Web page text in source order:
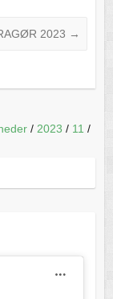
2023 →
/ 2023 / 11 /